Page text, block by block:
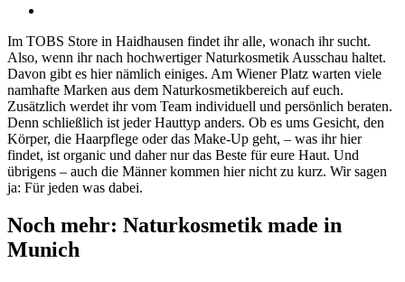
Im TOBS Store in Haidhausen findet ihr alle, wonach ihr sucht.
Also, wenn ihr nach hochwertiger Naturkosmetik Ausschau haltet.
Davon gibt es hier nämlich einiges. Am Wiener Platz warten viele
namhafte Marken aus dem Naturkosmetikbereich auf euch.
Zusätzlich werdet ihr vom Team individuell und persönlich beraten.
Denn schließlich ist jeder Hauttyp anders. Ob es ums Gesicht, den
Körper, die Haarpflege oder das Make-Up geht, – was ihr hier
findet, ist organic und daher nur das Beste für eure Haut. Und
übrigens – auch die Männer kommen hier nicht zu kurz. Wir sagen
ja: Für jeden was dabei.
Noch mehr: Naturkosmetik made in
Munich